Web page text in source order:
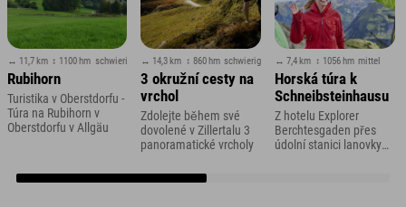
↔ 11,7 km ↕ 1100 hm schwierig
Rubihorn
Turistika v Oberstdorfu -
Túra na Rubihorn v
Oberstdorfu v Allgäu
↔ 14,3 km ↕ 860 hm schwierig
3 okružní cesty na
vrchol
Zdolejte během své
dovolené v Zillertalu 3
panoramatické vrcholy
↔ 7,4 km ↕ 1056 hm mittel
Horská túra k
Schneibsteinhausu
Z hotelu Explorer
Berchtesgaden přes
údolní stanici lanovky